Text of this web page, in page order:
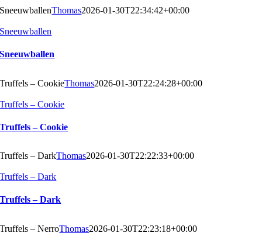
SneeuwballenThomas2026-01-30T22:34:42+00:00
Sneeuwballen
Sneeuwballen
Truffels – CookieThomas2026-01-30T22:24:28+00:00
Truffels – Cookie
Truffels – Cookie
Truffels – DarkThomas2026-01-30T22:22:33+00:00
Truffels – Dark
Truffels – Dark
Truffels – NerroThomas2026-01-30T22:23:18+00:00